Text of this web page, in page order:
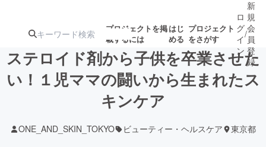
プロジェクトを掲
載するには
はじ
める
プロジェクト
をさがす
注目の新着プロ募集終了が近いプ
ロ
グ
イ
ン
/
新
規
会
員
登
録
ステロイド剤から子供を卒業させた
い！１児ママの闘いから生まれたス
キンケア
ONE_AND_SKIN_TOKYO ビューティー・ヘルスケア 東京都